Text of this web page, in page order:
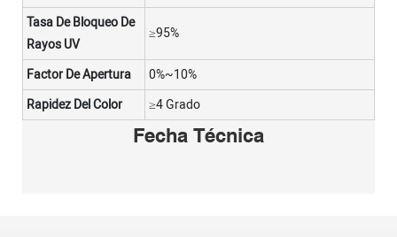
Fecha Técnica
Tasa De Bloqueo De
Rayos UV
≥95%
Factor De Apertura
0%~10%
Rapidez Del Color
≥4 Grado